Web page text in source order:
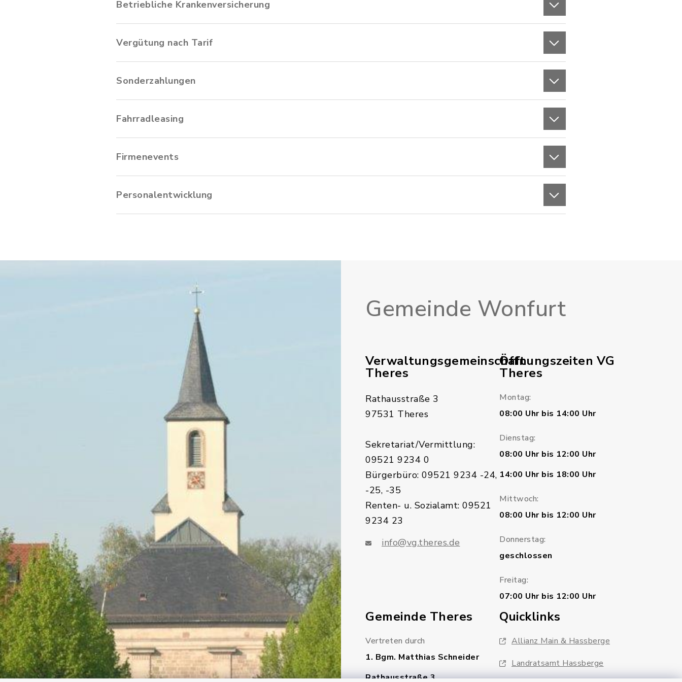
Betriebliche Krankenversicherung
Vergütung nach Tarif
Sonderzahlungen
Fahrradleasing
Firmenevents
Personalentwicklung
Gemeinde Wonfurt
Verwaltungsgemeinschaft
Theres
Rathausstraße 3
97531 Theres
Sekretariat/Vermittlung:
09521 9234 0
Bürgerbüro: 09521 9234 -24,
-25, -35
Renten- u. Sozialamt: 09521
9234 23
info@vg.theres.de
Öffnungszeiten VG
Theres
Montag:
08:00 Uhr bis 14:00 Uhr
Dienstag:
08:00 Uhr bis 12:00 Uhr
14:00 Uhr bis 18:00 Uhr
Mittwoch:
08:00 Uhr bis 12:00 Uhr
Donnerstag:
geschlossen
Freitag:
07:00 Uhr bis 12:00 Uhr
Gemeinde Theres
Vertreten durch
1. Bgm. Matthias Schneider
Rathausstraße 3
Quicklinks
Allianz Main & Hassberge
Landratsamt Hassberge